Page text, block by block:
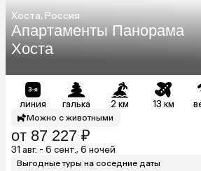
Хоста, Россия
Апартаменты Панорама
Хоста
линия галька 2 км 13 км
Можно с животными
от 87 227 ₽
31 авг. - 6 сент., 6 ночей
Выгодные туры на соседние даты